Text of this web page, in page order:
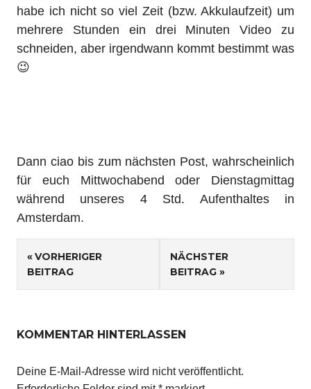
habe ich nicht so viel Zeit (bzw. Akkulaufzeit) um
mehrere Stunden ein drei Minuten Video zu
schneiden, aber irgendwann kommt bestimmt was
😉
Dann ciao bis zum nächsten Post, wahrscheinlich
für euch Mittwochabend oder Dienstagmittag
während unseres 4 Std. Aufenthaltes in
Amsterdam.
Beitragsnavigation
VORHERIGER
BEITRAG
NÄCHSTER
BEITRAG
KOMMENTAR HINTERLASSEN
Deine E-Mail-Adresse wird nicht veröffentlicht.